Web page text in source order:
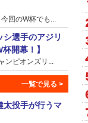
回のW杯でも...
シ選手のアジリ
開幕！】
ンピオンズリ...
太投手が行うマ